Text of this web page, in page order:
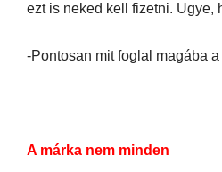
ezt is neked kell fizetni. Ugye,
-Pontosan mit foglal magába
A márka nem minden